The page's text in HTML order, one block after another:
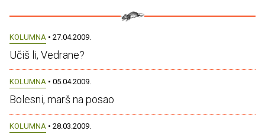
KOLUMNA • 27.04.2009.
Učiš li, Vedrane?
KOLUMNA • 05.04.2009.
Bolesni, marš na posao
KOLUMNA • 28.03.2009.